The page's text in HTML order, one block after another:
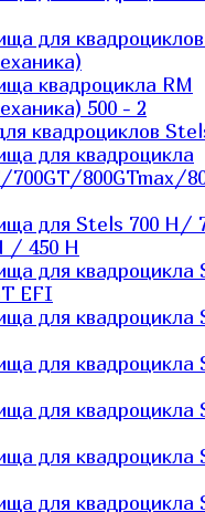
для
квадроцикла RM
500 - 2
квадроциклов
для квадроцикла
700GT/800GTmax/
для Stels 700 H/
/ 450 H
для квадроцикла
EFI
для квадроцикла
для квадроцикла
для квадроцикла
для квадроцикла
для квадроцикла